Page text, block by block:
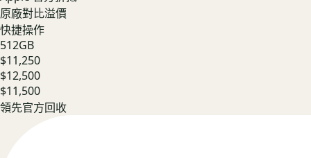
原廠對比溢價
快捷操作
512GB
$11,250
$12,500
$11,500
領先官方回收